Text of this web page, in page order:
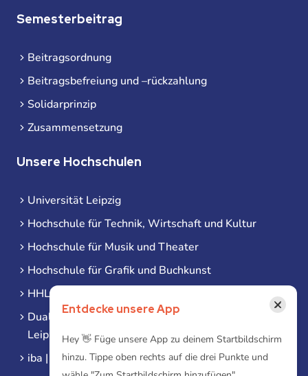
Semesterbeitrag
Beitragsordnung
Beitragsbefreiung und –rückzahlung
Solidarprinzip
Zusammensetzung
Unsere Hochschulen
Universität Leipzig
Hochschule für Technik, Wirtschaft und Kultur
Hochschule für Musik und Theater
Hochschule für Grafik und Buchkunst
HHL Leipzig
Duale Hochschule Sachsen (DHSN) am Standort
Leipzig
iba | Campus Leipzig
Entdecke unsere App ×
Hey 👋 Füge unsere App zu deinem Startbildschirm
hinzu. Tippe oben rechts auf die drei Punkte und